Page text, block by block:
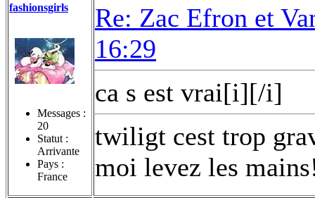
fashionsgirls
Messages :
20
Statut :
Arrivante
Pays :
France
Re: Zac Efron et
16:29
ca s est vrai[i][/i]
twiligt cest trop
moi levez les